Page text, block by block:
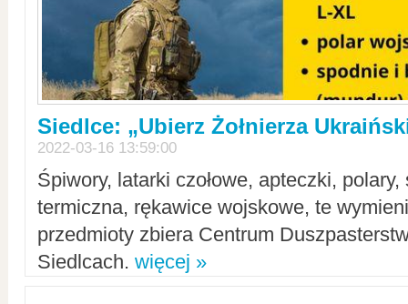
Siedlce: „Ubierz Żołnierza
2022-03-16 13:59:00
Śpiwory, latarki czołowe, apteczki,
termiczna, rękawice wojskowe, te
przedmioty zbiera Centrum
Siedlcach. więcej »